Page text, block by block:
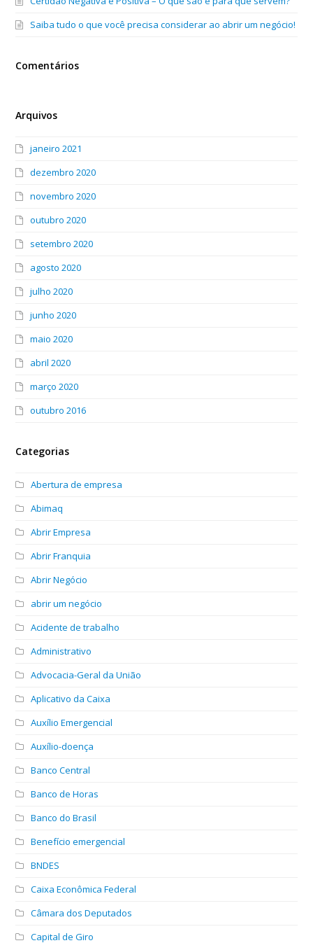
Saiba tudo o que você precisa considerar ao abrir um negócio!
Comentários
Arquivos
janeiro 2021
dezembro 2020
novembro 2020
outubro 2020
setembro 2020
agosto 2020
julho 2020
junho 2020
maio 2020
abril 2020
março 2020
outubro 2016
Categorias
Abertura de empresa
Abimaq
Abrir Empresa
Abrir Franquia
Abrir Negócio
abrir um negócio
Acidente de trabalho
Administrativo
Advocacia-Geral da União
Aplicativo da Caixa
Auxílio Emergencial
Auxílio-doença
Banco Central
Banco de Horas
Banco do Brasil
Benefício emergencial
BNDES
Caixa Econômica Federal
Câmara dos Deputados
Capital de Giro